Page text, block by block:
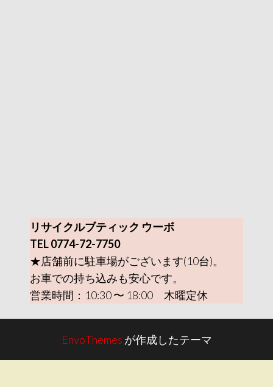
リサイクルブティック ウーボ
TEL 0774-72-7750
★店舗前に駐車場がございます(10台)。
お車での持ち込みも安心です。
営業時間：10:30 〜 18:00 木曜定休
EnvoThemes が作成したテーマ